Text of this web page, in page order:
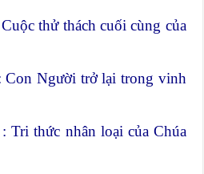
thách cuối cùng của
trở lại trong vinh
nhân loại của Chúa